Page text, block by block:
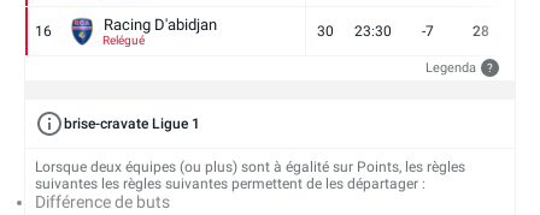
16 Racing D'abidjan
Relégué
30 23:30 -7 28
Legenda ?
brise-cravate Ligue 1
Lorsque deux équipes (ou plus) sont à égalité sur Points, les règles
suivantes les règles suivantes permettent de les départager :
Différence de buts